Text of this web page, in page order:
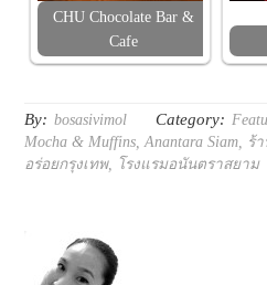
CHU Chocolate Bar &
Cafe
By: bosasivimol Category:
Mocha & Muffins,Anantara Siam, ร้
อร่อยกรุงเทพ, โรงแรมอนันตราสยาม